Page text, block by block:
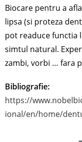
Biocare pentru a
lipsa (si proteza
pot readuce functia
simtul natural.
zambi, vorbi … fara
Bibliografie:
https://
ional/en/home/